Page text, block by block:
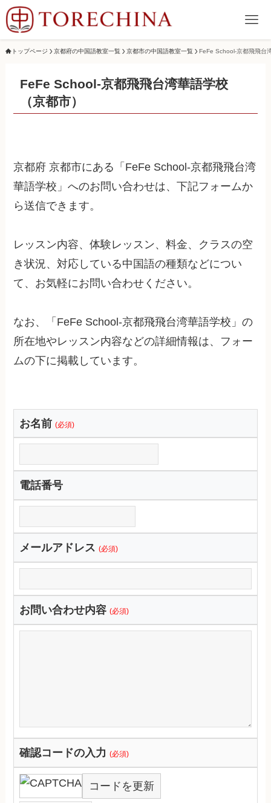
トップページ 京都府の中国語教室一覧 京都市の中国語教室一覧 FeFe School-京都飛飛台
FeFe School-京都飛飛台湾華語学校
（京都市）
京都府 京都市にある「FeFe School-京都飛飛台湾
華語学校」へのお問い合わせは、下記フォームか
ら送信できます。
レッスン内容、体験レッスン、料金、クラスの空
き状況、対応している中国語の種類などについ
て、お気軽にお問い合わせください。
なお、「FeFe School-京都飛飛台湾華語学校」の
所在地やレッスン内容などの詳細情報は、フォー
ムの下に掲載しています。
お名前 (必須)
電話番号
メールアドレス (必須)
お問い合わせ内容 (必須)
確認コードの入力(必須)
コードを更新